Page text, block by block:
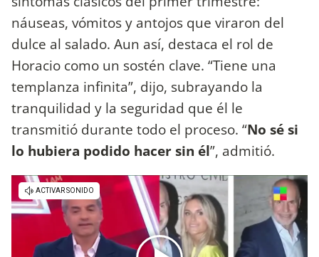
náuseas, vómitos y antojos que viraron del
dulce al salado. Aun así, destaca el rol de
Horacio como un sostén clave. “Tiene una
templanza infinita”, dijo, subrayando la
tranquilidad y la seguridad que él le
transmitió durante todo el proceso. “No sé si
lo hubiera podido hacer sin él”, admitió.